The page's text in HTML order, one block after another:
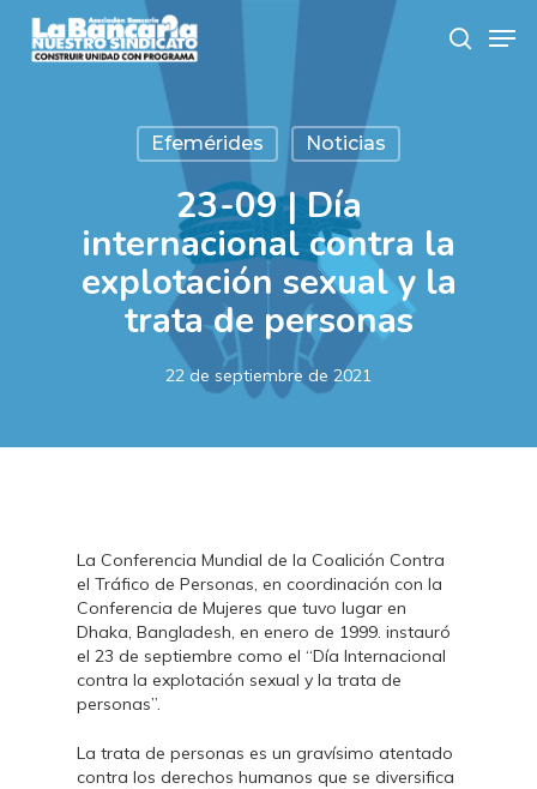
main
search
Efemérides Noticias
23-09 | Día
internacional contra la
explotación sexual y la
trata de personas
22 de septiembre de 2021
La Conferencia Mundial de la Coalición Contra
el Tráfico de Personas, en coordinación con la
Conferencia de Mujeres que tuvo lugar en
Dhaka, Bangladesh, en enero de 1999. instauró
el 23 de septiembre como el “Día Internacional
contra la explotación sexual y la trata de
personas”.
La trata de personas es un gravísimo atentado
contra los derechos humanos que se diversifica